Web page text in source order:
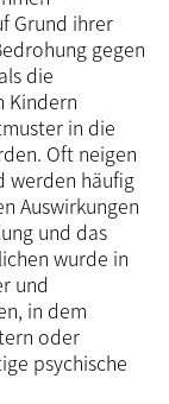
Grund ihrer
gegen
die
Kindern
in die
Oft neigen
werden häufig
Auswirkungen
und das
wurde in
und
in dem
oder
psychische